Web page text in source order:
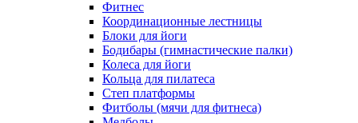
Фитнес
Координационные лестницы
Блоки для йоги
Бодибары (гимнастические палки)
Колеса для йоги
Кольца для пилатеса
Степ платформы
Фитболы (мячи для фитнеса)